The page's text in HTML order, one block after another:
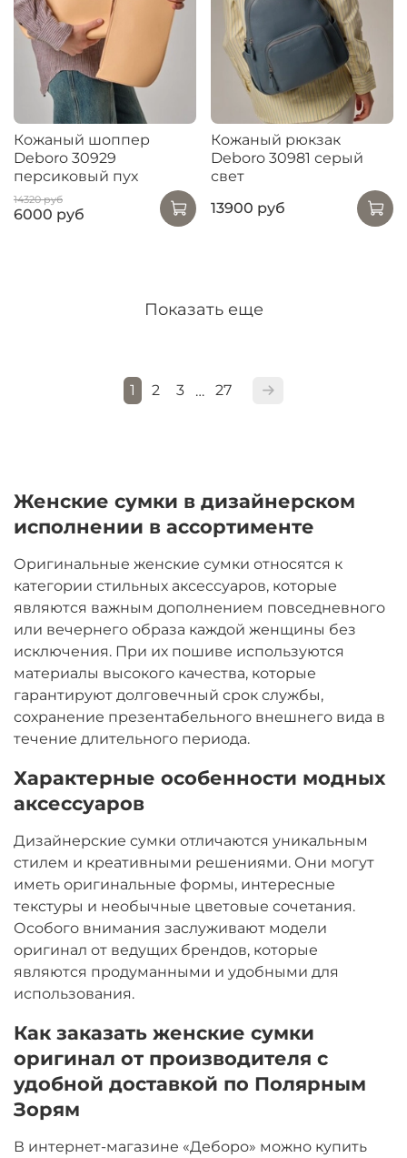
Кожаный шоппер
Deboro 30929
персиковый пух
14320 руб
6000 руб
Кожаный рюкзак
Deboro 30981 серый
свет
13900 руб
Показать еще
1 2 3 … 27
Женские сумки в дизайнерском
исполнении в ассортименте
Оригинальные женские сумки относятся к
категории стильных аксессуаров, которые
являются важным дополнением повседневного
или вечернего образа каждой женщины без
исключения. При их пошиве используются
материалы высокого качества, которые
гарантируют долговечный срок службы,
сохранение презентабельного внешнего вида в
течение длительного периода.
Характерные особенности модных
аксессуаров
Дизайнерские сумки отличаются уникальным
стилем и креативными решениями. Они могут
иметь оригинальные формы, интересные
текстуры и необычные цветовые сочетания.
Особого внимания заслуживают модели
оригинал от ведущих брендов, которые
являются продуманными и удобными для
использования.
Как заказать женские сумки
оригинал от производителя с
удобной доставкой по Полярным
Зорям
В интернет-магазине «Деборо» можно купить